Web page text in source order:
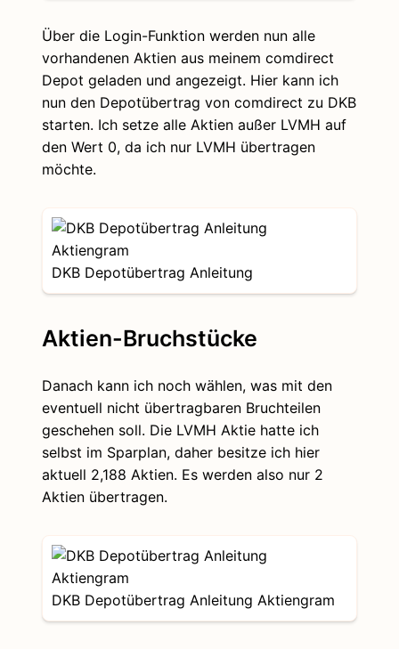
Über die Login-Funktion werden nun alle
vorhandenen Aktien aus meinem comdirect
Depot geladen und angezeigt. Hier kann ich
nun den Depotübertrag von comdirect zu DKB
starten. Ich setze alle Aktien außer LVMH auf
den Wert 0, da ich nur LVMH übertragen
möchte.
DKB Depotübertrag Anleitung
Aktien-Bruchstücke
Danach kann ich noch wählen, was mit den
eventuell nicht übertragbaren Bruchteilen
geschehen soll. Die LVMH Aktie hatte ich
selbst im Sparplan, daher besitze ich hier
aktuell 2,188 Aktien. Es werden also nur 2
Aktien übertragen.
DKB Depotübertrag Anleitung Aktiengram